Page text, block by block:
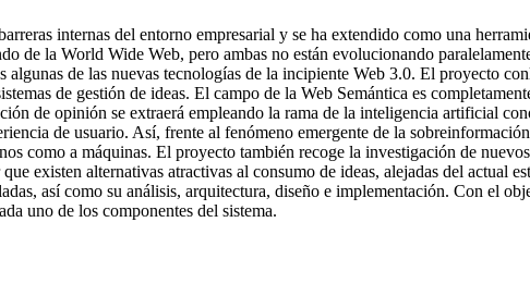
internas del entorno empresarial y se ha extendido como una
de la World Wide Web, pero ambas no están evolucionando
algunas de las nuevas tecnologías de la incipiente Web 3.0. El proyecto
de gestión de ideas. El campo de la Web Semántica es
de opinión se extraerá empleando la rama de la inteligencia artificial
de usuario. Así, frente al fenómeno emergente de la
como a máquinas. El proyecto también recoge la investigación de
existen alternativas atractivas al consumo de ideas, alejadas del actual
así como su análisis, arquitectura, diseño e implementación. Con el
uno de los componentes del sistema.